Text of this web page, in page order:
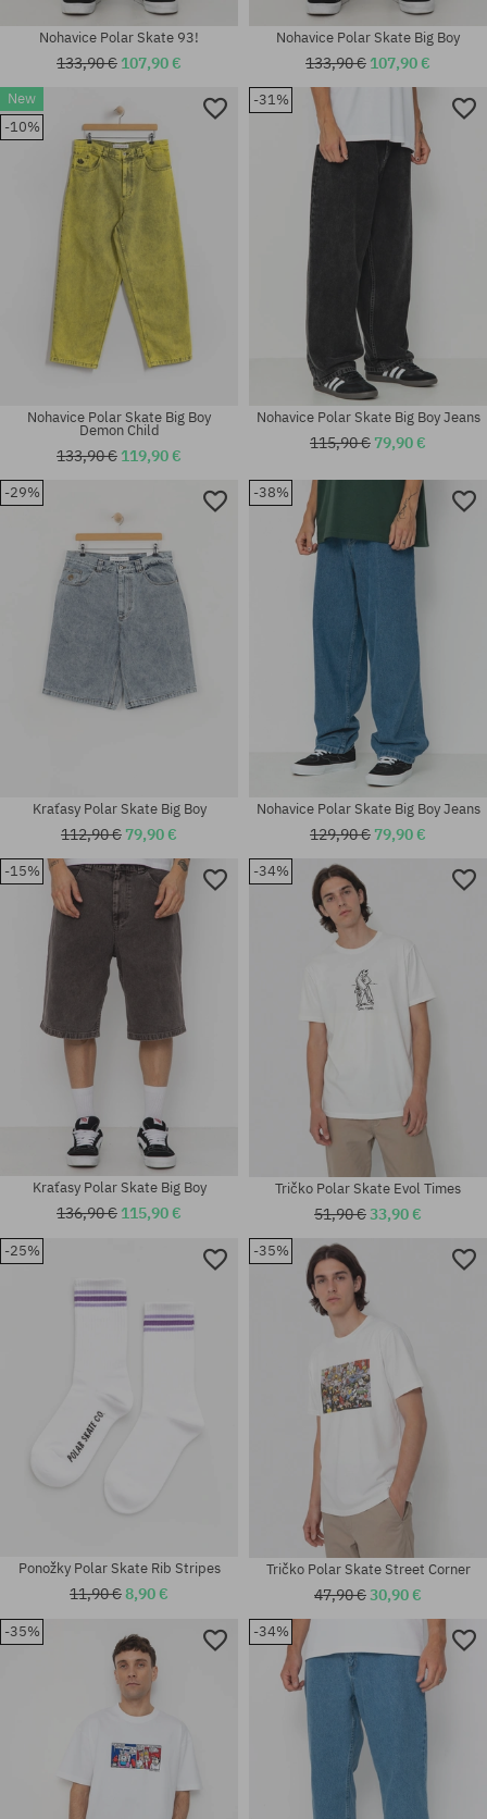
Dostupné veľkosti:
Dostupné veľkosti:
28X32; 30X30; 30X32; 32X30;
32X32; 34X34
Dostupné veľkosti:
28X32; 30X30; 30X32; 32X30;
32X32; 34X34
Nohavice Polar Skate 93!
133,90 € 107,90 €
Dostupné veľkosti:
S; M; L; XL
Nohavice Polar Skate Big Boy
133,90 € 107,90 €
New
-10%
Dostupné veľkosti:
S; M; L; XL
Nohavice Polar Skate Big Boy
Demon Child
133,90 € 119,90 €
-31%
Dostupné veľkosti:
Nohavice Polar Skate Big Boy Jeans
115,90 € 79,90 €
-29%
Dostupné veľkosti:
Kraťasy Polar Skate Big Boy
112,90 € 79,90 €
-38%
Dostupné veľkosti:
XS; S; M; L; XL
Nohavice Polar Skate Big Boy Jeans
129,90 € 79,90 €
-15%
Dostupné veľkosti:
Kraťasy Polar Skate Big Boy
136,90 € 115,90 €
-34%
Dostupné veľkosti:
M; L
Tričko Polar Skate Evol Times
51,90 €33,90 €
-25%
Ponožky Polar Skate Rib Stripes
11,90 €8,90 €
-35%
Tričko Polar Skate Street Corner
47,90 €30,90 €
-35% -34%